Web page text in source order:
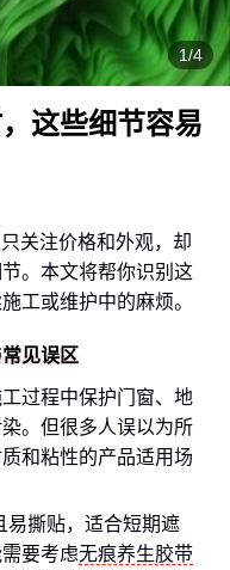
1/4
这些细节容易
关注价格和外观，却
。本文将帮你识别这
工或维护中的麻烦。
见误区
过程中保护门窗、地
。但很多人误以为所
和粘性的产品适用场
易撕贴，适合短期遮
要考虑无痕养生胶带